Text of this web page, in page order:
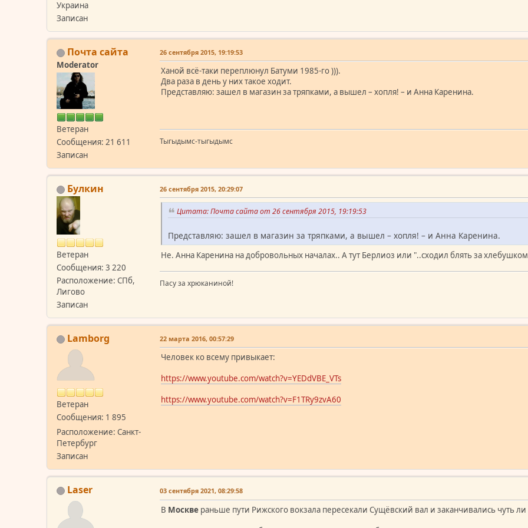
Украина
Записан
Почта сайта
Moderator
Ветеран
Сообщения: 21 611
Записан
26 сентября 2015, 19:19:53
Ханой всё-таки переплюнул Батуми 1985-го ))).
Два раза в день у них такое ходит.
Представляю: зашел в магазин за тряпками, а вышел – хопля! – и Анна Каренина.
Тыгыдымс-тыгыдымс
Булкин
Ветеран
Сообщения: 3 220
Расположение: СПб,
Лигово
Записан
26 сентября 2015, 20:29:07
Цитата: Почта сайта от 26 сентября 2015, 19:19:53
Представляю: зашел в магазин за тряпками, а вышел – хопля! – и Анна Каренина.
Не. Анна Каренина на добровольных началах.. А тут Берлиоз или "..сходил блять за
Пасу за хрюканиной!
Lamborg
Ветеран
Сообщения: 1 895
Расположение: Санкт-
Петербург
Записан
22 марта 2016, 00:57:29
Человек ко всему привыкает:
https://www.youtube.com/watch?v=YEDdVBE_VTs
https://www.youtube.com/watch?v=F1TRy9zvA60
Laser 03 сентября 2021, 08:29:58
В Москве раньше пути Рижского вокзала пересекали Сущёвский вал и заканчивались чуть